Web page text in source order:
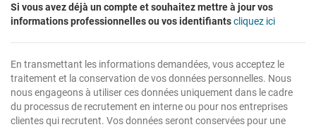
Si vous avez déjà un compte et souhaitez mettre à jour vos
informations professionnelles ou vos identifiantscliquez ici
En transmettant les informations demandées, vous acceptez le
traitement et la conservation de vos données personnelles. Nous
nous engageons à utiliser ces données uniquement dans le cadre
du processus de recrutement en interne ou pour nos entreprises
clientes qui recrutent. Vos données seront conservées pour une